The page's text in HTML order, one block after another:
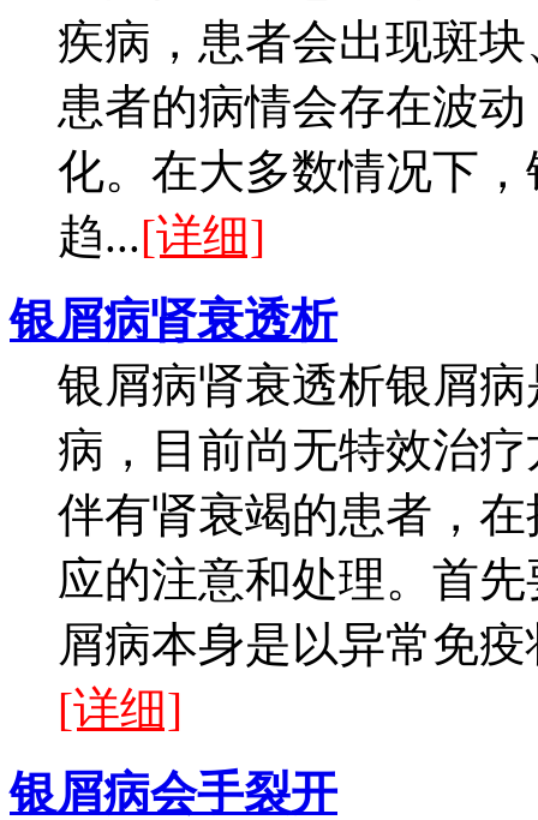
疾病，患者会出现斑
患者的病情会存在波
化。在大多数情况下
趋...[详细]
银屑病肾衰透析
银屑病肾衰透析银屑
病，目前尚无特效治
伴有肾衰竭的患者，
应的注意和处理。首
屑病本身是以异常免
[详细]
银屑病会手裂开